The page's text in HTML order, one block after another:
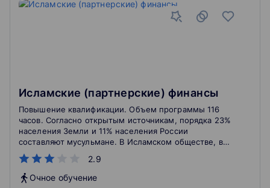
Исламские (партнерские) финансы
2.9
Повышение квалификации. Объем программы 116
часов. Согласно открытым источникам, порядка 23%
населения Земли и 11% населения России
составляют мусульмане. В Исламском обществе, в
отличии от светского, больше ограничений, в том
числе, и в отношении финансовых взаимоотношений,
как на личном, так и на корпоративном уровне.
Очное обучение